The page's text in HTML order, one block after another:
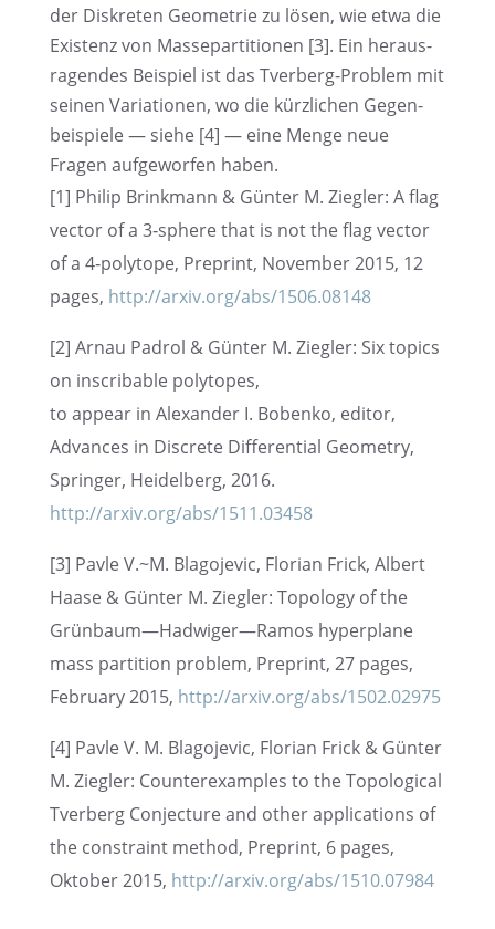
der Diskre­ten Geome­trie zu lösen, wie etwa die
Existenz von Masse­par­ti­tio­nen [3]. Ein heraus­
ra­gen­des Beispiel ist das Tverberg-Problem mit
seinen Varia­tio­nen, wo die kürzli­chen Gegen­
bei­spiele — siehe [4] — eine Menge neue
Fragen aufge­wor­fen haben.
[1] Philip Brink­mann & Günter M. Ziegler: A flag
vector of a 3‑sphere that is not the flag vector
of a 4‑polytope, Preprint, Novem­ber 2015, 12
pages, http://arxiv.org/abs/1506.08148
[2] Arnau Padrol & Günter M. Ziegler: Six topics
on inscri­ba­ble polyto­pes,
to appear in Alexan­der I. Bobenko, editor,
Advan­ces in Discrete Diffe­ren­tial Geome­try,
Sprin­ger, Heidel­berg, 2016.
http://arxiv.org/abs/1511.03458
[3] Pavle V.~M. Blagoje­vic, Florian Frick, Albert
Haase & Günter M. Ziegler: Topology of the
Grünbaum—Hadwiger—Ramos hyper­plane
mass parti­tion problem, Preprint, 27 pages,
Febru­ary 2015, http://arxiv.org/abs/1502.02975
[4] Pavle V. M. Blagoje­vic, Florian Frick & Günter
M. Ziegler: Counter­ex­amp­les to the Topolo­gi­cal
Tverberg Conjec­ture and other appli­ca­ti­ons of
the constraint method, Preprint, 6 pages,
Oktober 2015, http://arxiv.org/abs/1510.07984